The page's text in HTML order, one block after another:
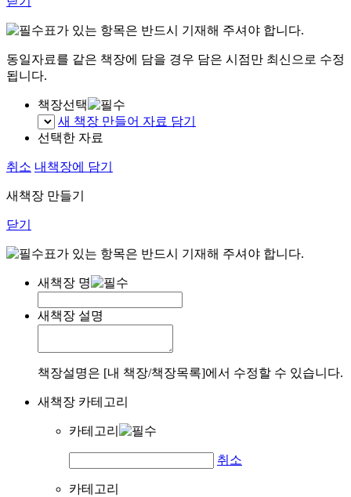
표가 있는 항목은 반드시 기재해 주셔야 합니다.
동일자료를 같은 책장에 담을 경우 담은 시점만 최신으로 수정
됩니다.
책장선택
새 책장 만들어 자료 담기
선택한 자료
취소 내책장에 담기
새책장 만들기
닫기
표가 있는 항목은 반드시 기재해 주셔야 합니다.
새책장 명
새책장 설명
책장설명은 [내 책장/책장목록]에서 수정할 수 있습니다.
새책장 카테고리
카테고리
취소
카테고리